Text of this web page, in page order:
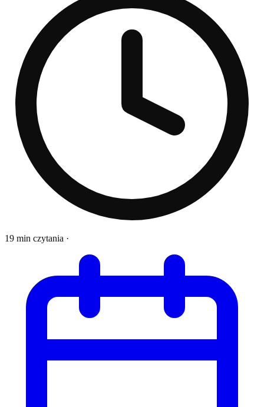
19 min czytania ·